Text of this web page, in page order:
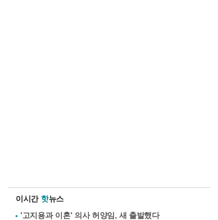
이시간 핫뉴스
'고지용과 이혼' 의사 허양임, 새 출발했다